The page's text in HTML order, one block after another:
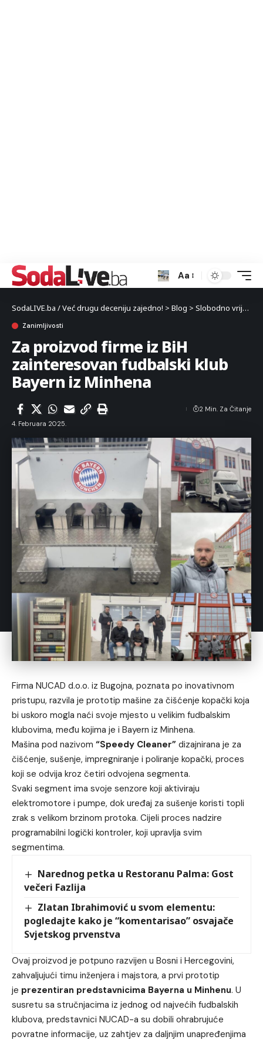
Aa
SodaLIVE.ba / Već drugu deceniju zajedno! > Blog > Slobodno vrijeme
Zanimljivosti
Za proizvod firme iz BiH
zainteresovan fudbalski klub
Bayern iz Minhena
4. Februara 2025.
2 Min. Za Čitanje
Firma NUCAD d.o.o. iz Bugojna, poznata po inovativnom
pristupu, razvila je prototip mašine za čišćenje kopački koja
bi uskoro mogla naći svoje mjesto u velikim fudbalskim
klubovima, među kojima je i Bayern iz Minhena.
Mašina pod nazivom “Speedy Cleaner” dizajnirana je za
čišćenje, sušenje, impregniranje i poliranje kopački, proces
koji se odvija kroz četiri odvojena segmenta.
Svaki segment ima svoje senzore koji aktiviraju
elektromotore i pumpe, dok uređaj za sušenje koristi topli
zrak s velikom brzinom protoka. Cijeli proces nadzire
programabilni logički kontroler, koji upravlja svim
segmentima.
Narednog petka u Restoranu Palma: Gost
večeri Fazlija
Zlatan Ibrahimović u svom elementu:
pogledajte kako je “komentarisao” osvajače
Svjetskog prvenstva
Ovaj proizvod je potpuno razvijen u Bosni i Hercegovini,
zahvaljujući timu inženjera i majstora, a prvi prototip
je prezentiran predstavnicima Bayerna u Minhenu. U
susretu sa stručnjacima iz jednog od najvećih fudbalskih
klubova, predstavnici NUCAD-a su dobili ohrabrujuće
povratne informacije, uz zahtjev za daljnjim unapređenjima